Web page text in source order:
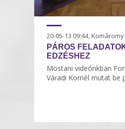
20-05-13 09:44,
PÁROS
EDZÉSHEZ
Mostani videónkban
Váradi Kornél mutat be